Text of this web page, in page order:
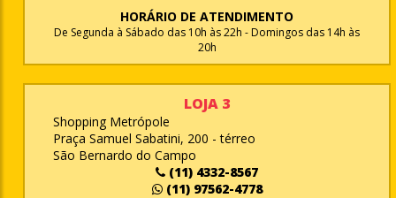
HORÁRIO DE ATENDIMENTO
De Segunda à Sábado das 10h às 22h - Domingos das 14h às
20h
LOJA 3
Shopping Metrópole
Praça Samuel Sabatini, 200 - térreo
São Bernardo do Campo
(11) 4332-8567
(11) 97562-4778